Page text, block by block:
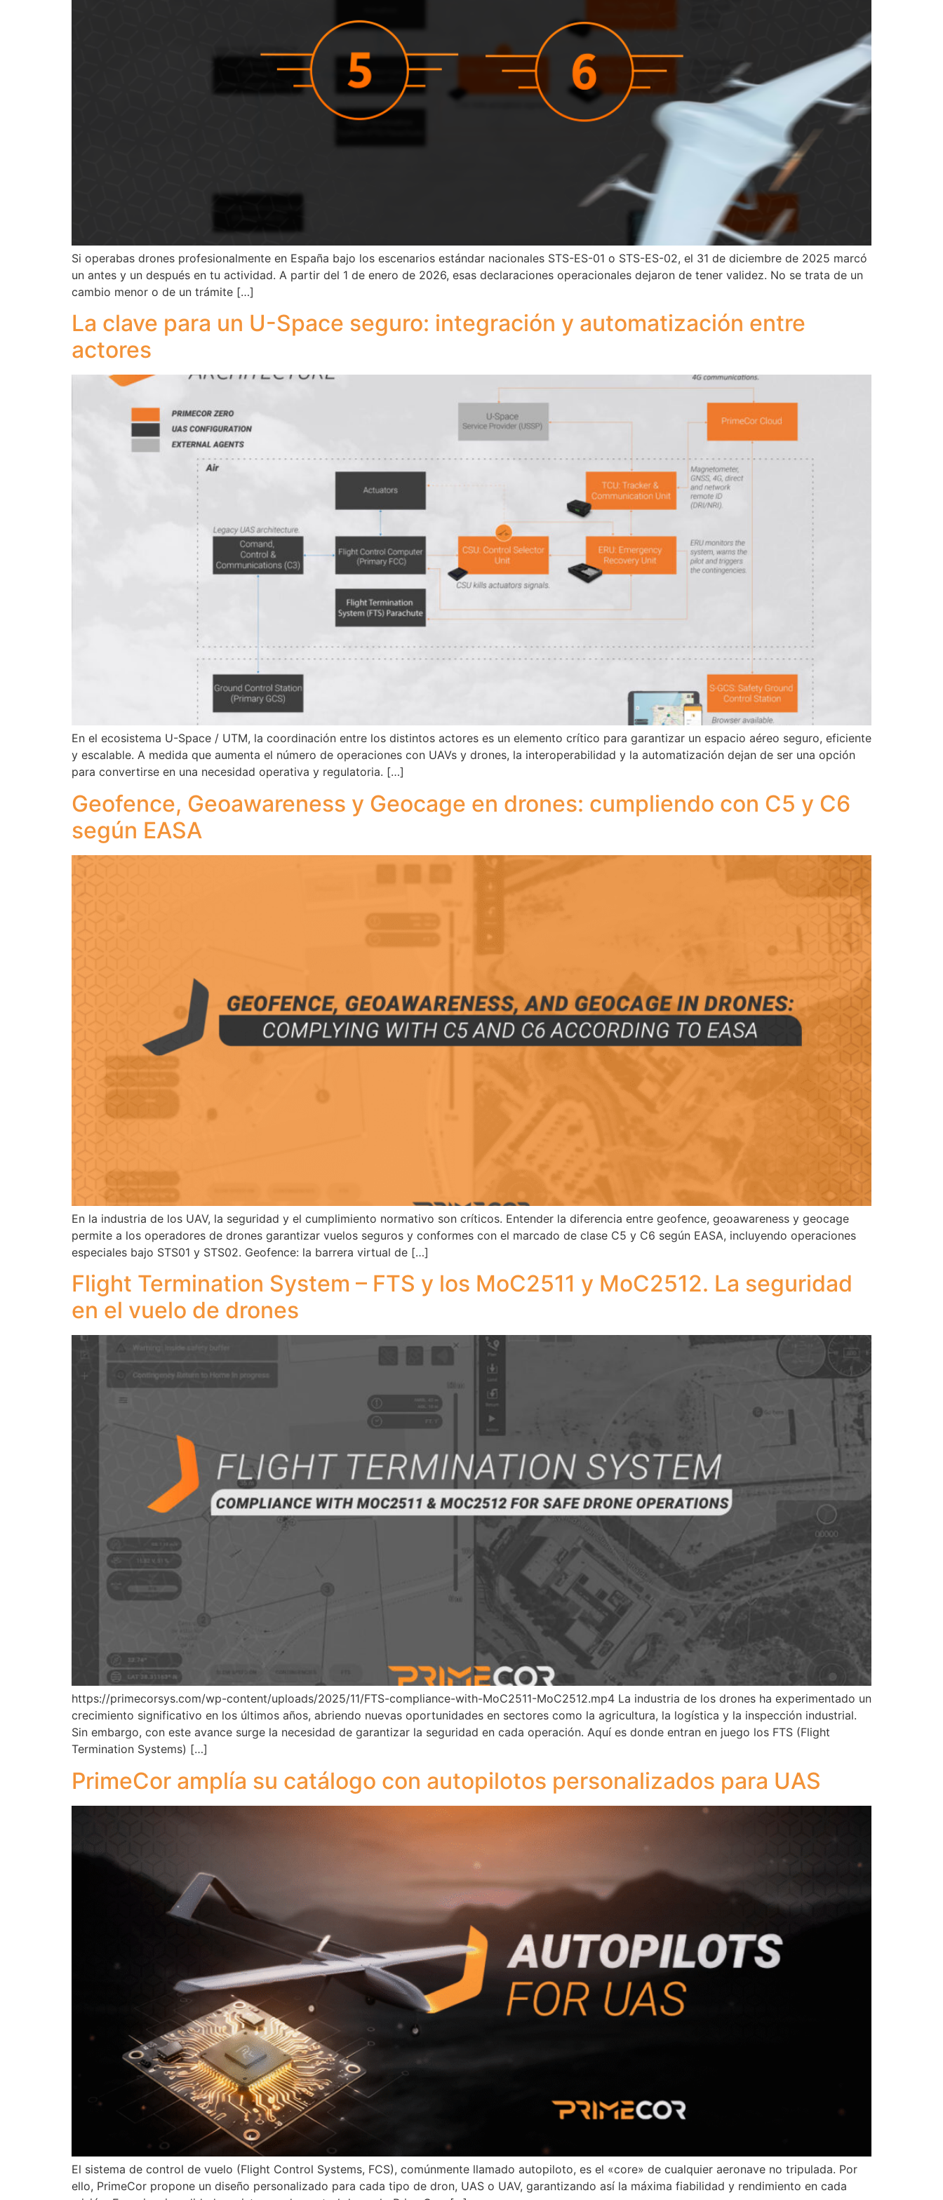
Si operabas drones profesionalmente en España bajo los escenarios estándar nacionales STS-ES-01 o STS-ES-02, el 31 de diciembre de 2025 marcó
un antes y un después en tu actividad. A partir del 1 de enero de 2026, esas declaraciones operacionales dejaron de tener validez. No se trata de un
cambio menor o de un trámite […]
La clave para un U-Space seguro: integración y automatización entre
actores
En el ecosistema U-Space / UTM, la coordinación entre los distintos actores es un elemento crítico para garantizar un espacio aéreo seguro, eficiente
y escalable. A medida que aumenta el número de operaciones con UAVs y drones, la interoperabilidad y la automatización dejan de ser una opción
para convertirse en una necesidad operativa y regulatoria. […]
Geofence, Geoawareness y Geocage en drones: cumpliendo con C5 y C6
según EASA
En la industria de los UAV, la seguridad y el cumplimiento normativo son críticos. Entender la diferencia entre geofence, geoawareness y geocage
permite a los operadores de drones garantizar vuelos seguros y conformes con el marcado de clase C5 y C6 según EASA, incluyendo operaciones
especiales bajo STS01 y STS02. Geofence: la barrera virtual de […]
Flight Termination System – FTS y los MoC2511 y MoC2512. La seguridad
en el vuelo de drones
https://primecorsys.com/wp-content/uploads/2025/11/FTS-compliance-with-MoC2511-MoC2512.mp4 La industria de los drones ha experimentado un
crecimiento significativo en los últimos años, abriendo nuevas oportunidades en sectores como la agricultura, la logística y la inspección industrial.
Sin embargo, con este avance surge la necesidad de garantizar la seguridad en cada operación. Aquí es donde entran en juego los FTS (Flight
Termination Systems) […]
PrimeCor amplía su catálogo con autopilotos personalizados para UAS
El sistema de control de vuelo (Flight Control Systems, FCS), comúnmente llamado autopiloto, es el «core» de cualquier aeronave no tripulada. Por
ello, PrimeCor propone un diseño personalizado para cada tipo de dron, UAS o UAV, garantizando así la máxima fiabilidad y rendimiento en cada